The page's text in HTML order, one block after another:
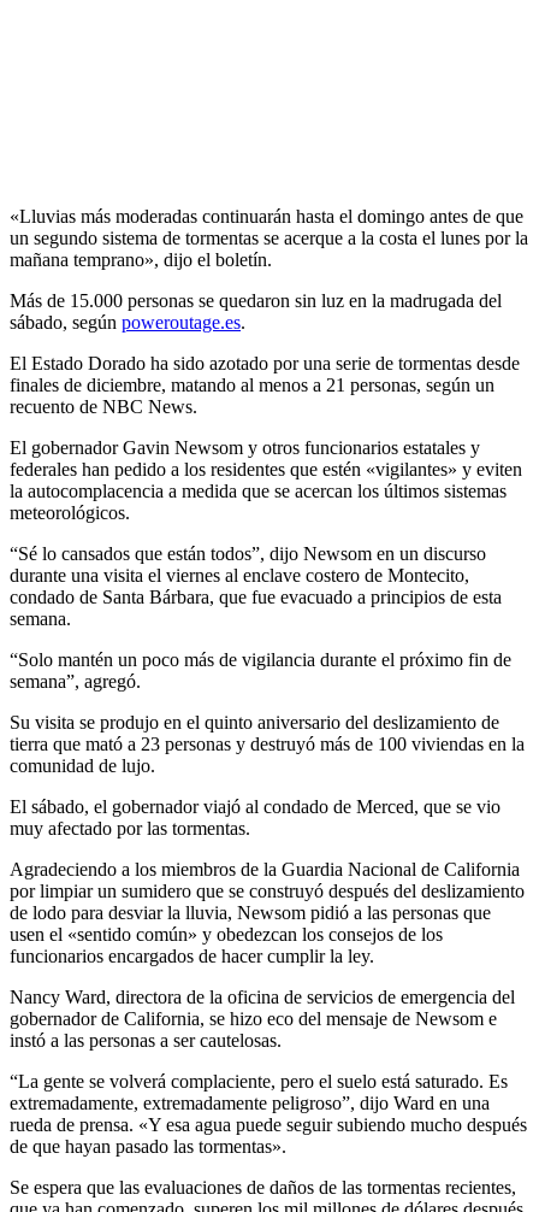
«Lluvias más moderadas continuarán hasta el domingo antes de que
un segundo sistema de tormentas se acerque a la costa el lunes por la
mañana temprano», dijo el boletín.
Más de 15.000 personas se quedaron sin luz en la madrugada del
sábado, según poweroutage.es.
El Estado Dorado ha sido azotado por una serie de tormentas desde
finales de diciembre, matando al menos a 21 personas, según un
recuento de NBC News.
El gobernador Gavin Newsom y otros funcionarios estatales y
federales han pedido a los residentes que estén «vigilantes» y eviten
la autocomplacencia a medida que se acercan los últimos sistemas
meteorológicos.
“Sé lo cansados ​​que están todos”, dijo Newsom en un discurso
durante una visita el viernes al enclave costero de Montecito,
condado de Santa Bárbara, que fue evacuado a principios de esta
semana.
“Solo mantén un poco más de vigilancia durante el próximo fin de
semana”, agregó.
Su visita se produjo en el quinto aniversario del deslizamiento de
tierra que mató a 23 personas y destruyó más de 100 viviendas en la
comunidad de lujo.
El sábado, el gobernador viajó al condado de Merced, que se vio
muy afectado por las tormentas.
Agradeciendo a los miembros de la Guardia Nacional de California
por limpiar un sumidero que se construyó después del deslizamiento
de lodo para desviar la lluvia, Newsom pidió a las personas que
usen el «sentido común» y obedezcan los consejos de los
funcionarios encargados de hacer cumplir la ley.
Nancy Ward, directora de la oficina de servicios de emergencia del
gobernador de California, se hizo eco del mensaje de Newsom e
instó a las personas a ser cautelosas.
“La gente se volverá complaciente, pero el suelo está saturado. Es
extremadamente, extremadamente peligroso”, dijo Ward en una
rueda de prensa. «Y esa agua puede seguir subiendo mucho después
de que hayan pasado las tormentas».
Se espera que las evaluaciones de daños de las tormentas recientes,